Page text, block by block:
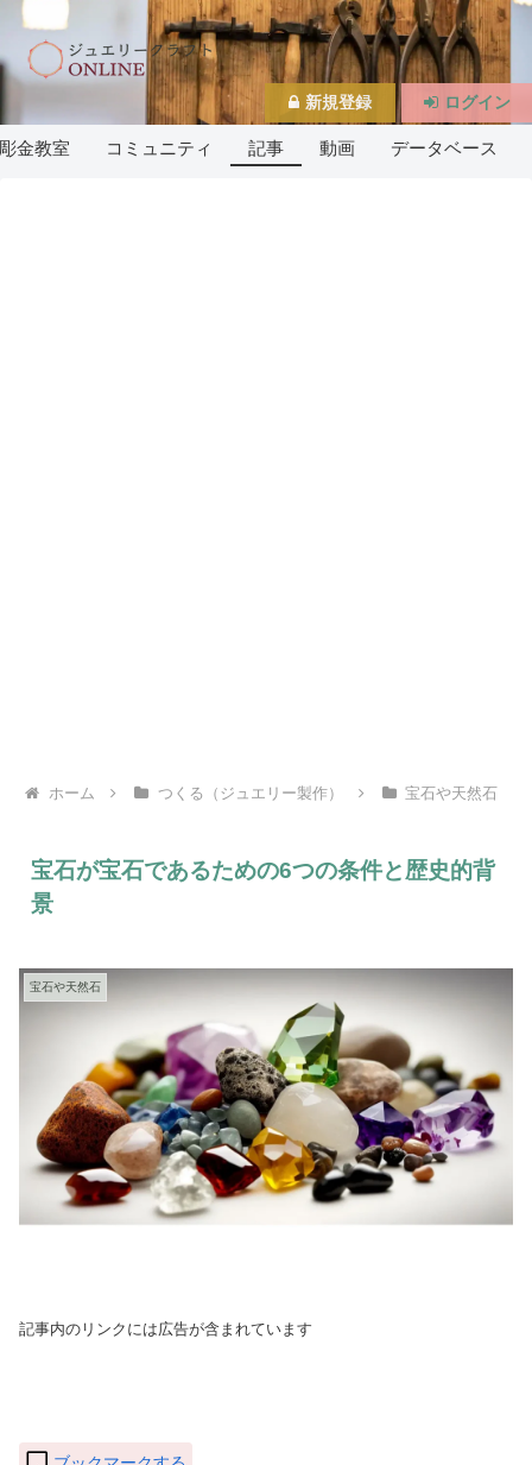
金教室 コミュニティ 記事 動画 データベース
ホーム つくる（ジュエリー製作） 宝石や天然石
宝石が宝石であるための6つの条件と歴史的背
景
宝石や天然石
記事内のリンクには広告が含まれています
新規登録 ログイン